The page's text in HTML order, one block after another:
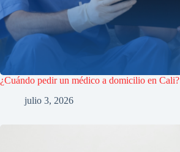
¿Cuándo pedir un médico a domicilio en Cali?
julio 3, 2026